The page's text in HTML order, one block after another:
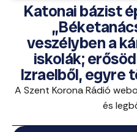
Katonai bázist
veszélyben a
iskolák;
Izraelből, egyre
A Szent Korona Rádió
és